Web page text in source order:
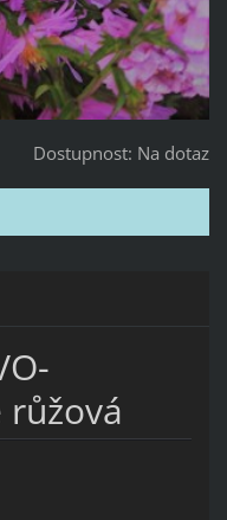
Dostupnost: Na dotaz
růžová